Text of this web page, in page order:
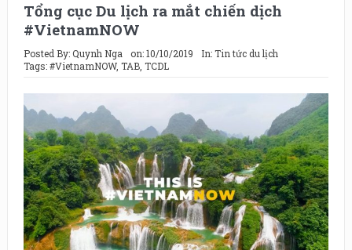
Tổng cục Du lịch ra mắt chiến dịch
#VietnamNOW
Posted By:Quynh Nga on:10/10/2019 In:Tin tức du lịch
Tags:#VietnamNOW, TAB, TCDL